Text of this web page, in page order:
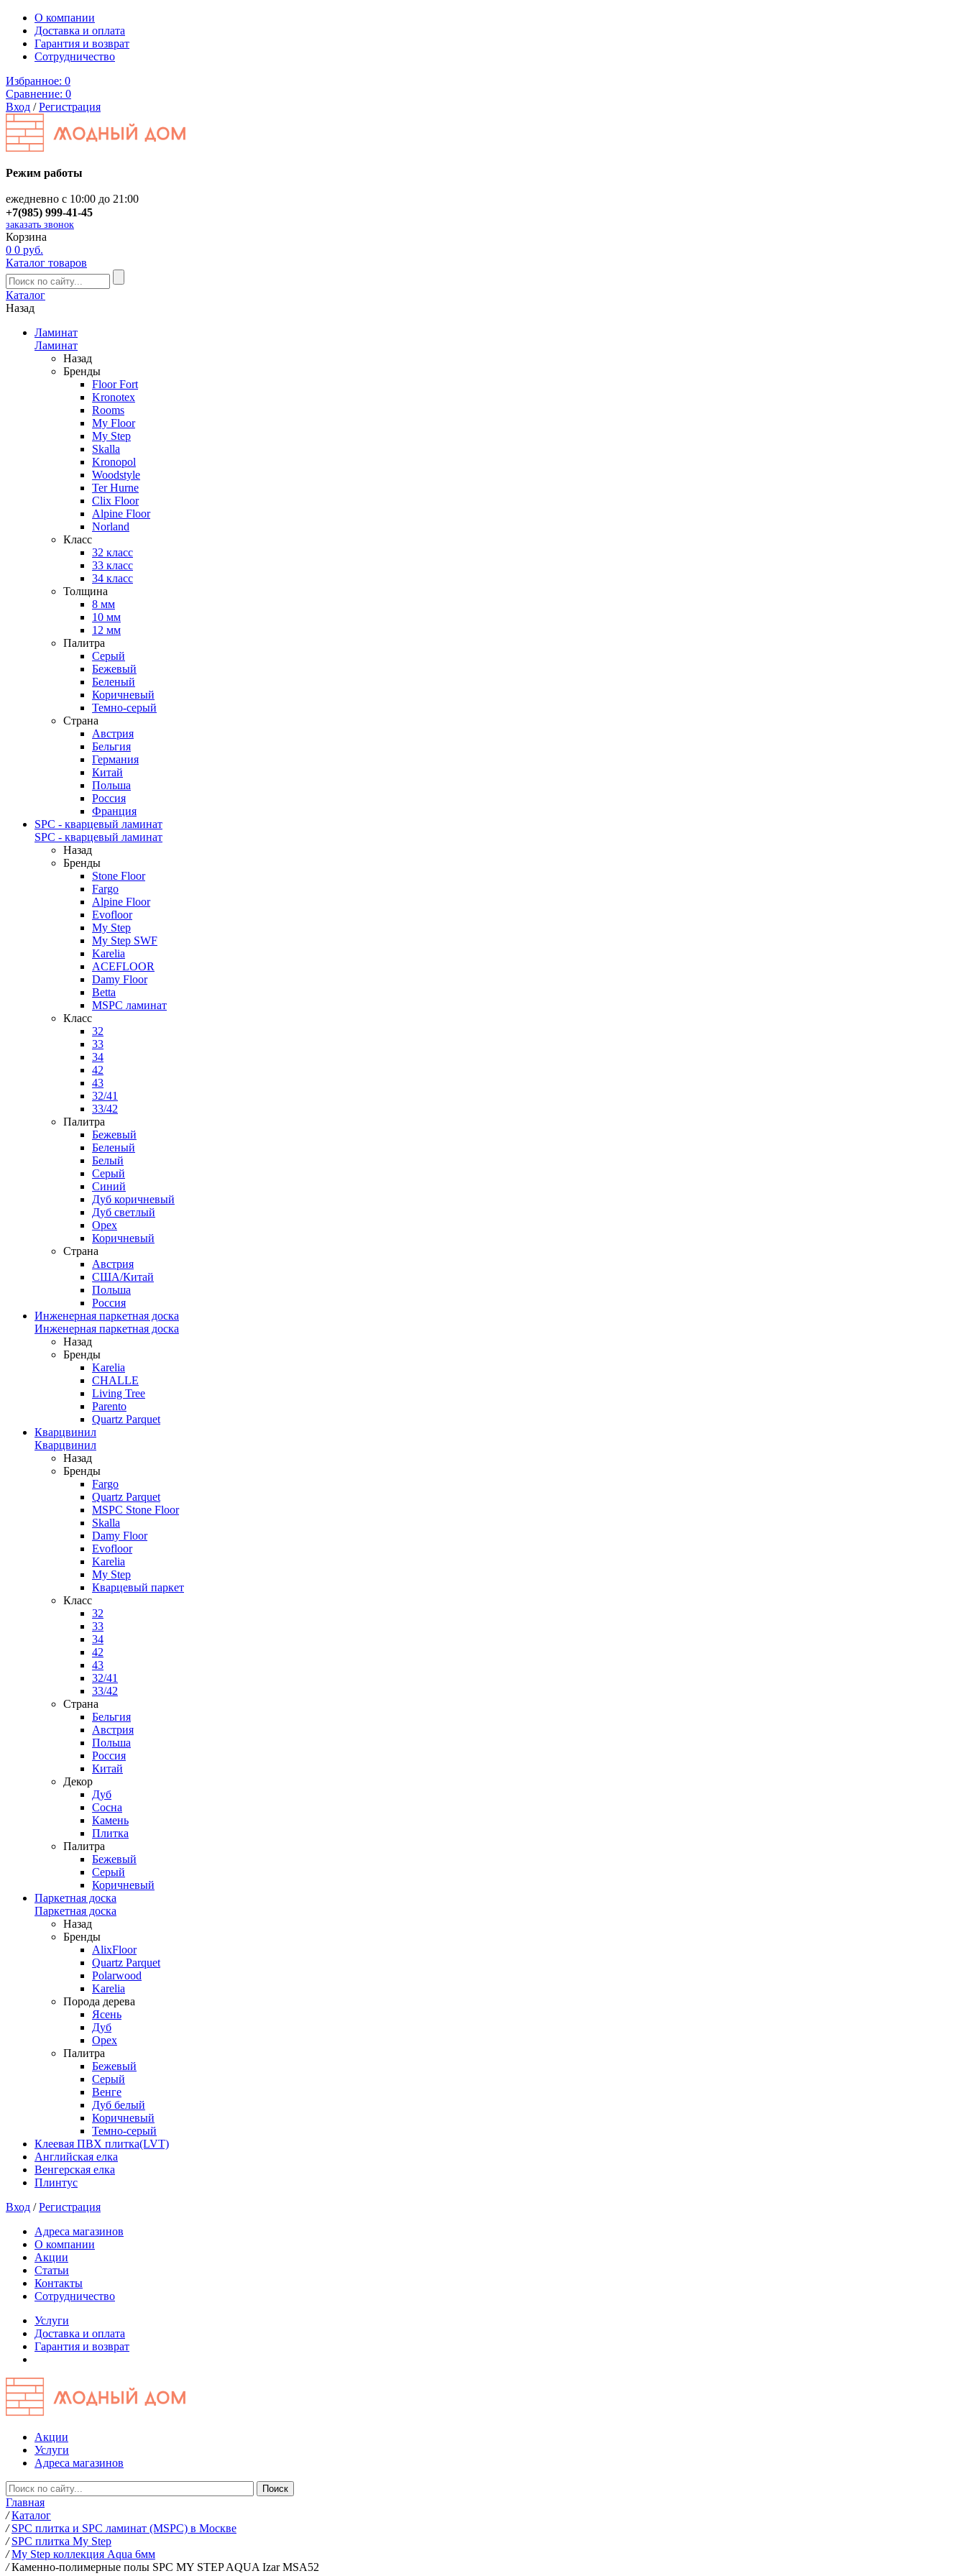
О компании
Доставка и оплата
Гарантия и возврат
Сотрудничество
Избранное: 0
Сравнение: 0
Вход /Регистрация
Режим работы
ежедневно с 10:00 до 21:00
+7(985) 999-41-45
заказать звонок
Корзина
0 0 руб.
Каталог товаров
Каталог
Назад
Ламинат
Ламинат
Назад
Бренды
Floor Fort
Kronotex
Rooms
My Floor
My Step
Skalla
Kronopol
Woodstyle
Ter Hurne
Clix Floor
Alpine Floor
Norland
Класс
32 класс
33 класс
34 класс
Толщина
8 мм
10 мм
12 мм
Палитра
Серый
Бежевый
Беленый
Коричневый
Темно-серый
Страна
Австрия
Бельгия
Германия
Китай
Польша
Россия
Франция
SPC - кварцевый ламинат
SPC - кварцевый ламинат
Назад
Бренды
Stone Floor
Fargo
Alpine Floor
Evofloor
My Step
My Step SWF
Karelia
ACEFLOOR
Damy Floor
Betta
MSPC ламинат
Класс
32
33
34
42
43
32/41
33/42
Палитра
Бежевый
Беленый
Белый
Серый
Синий
Дуб коричневый
Дуб светлый
Орех
Коричневый
Страна
Австрия
США/Китай
Польша
Россия
Инженерная паркетная доска
Инженерная паркетная доска
Назад
Бренды
Karelia
CHALLE
Living Tree
Parento
Quartz Parquet
Кварцвинил
Кварцвинил
Назад
Бренды
Fargo
Quartz Parquet
MSPC Stone Floor
Skalla
Damy Floor
Evofloor
Karelia
My Step
Кварцевый паркет
Класс
32
33
34
42
43
32/41
33/42
Страна
Бельгия
Австрия
Польша
Россия
Китай
Декор
Дуб
Сосна
Камень
Плитка
Палитра
Бежевый
Серый
Коричневый
Паркетная доска
Паркетная доска
Назад
Бренды
AlixFloor
Quartz Parquet
Polarwood
Karelia
Порода дерева
Ясень
Дуб
Орех
Палитра
Бежевый
Серый
Венге
Дуб белый
Коричневый
Темно-серый
Клеевая ПВХ плитка(LVT)
Английская елка
Венгерская елка
Плинтус
Вход /Регистрация
Адреса магазинов
О компании
Акции
Статьи
Контакты
Сотрудничество
Услуги
Доставка и оплата
Гарантия и возврат
Акции
Услуги
Адреса магазинов
Главная
/ Каталог
/ SPC плитка и SPC ламинат (MSPC) в Москве
/ SPC плитка My Step
/ My Step коллекция Aqua 6мм
/ Каменно-полимерные полы SPC MY STEP AQUA Izar MSA52